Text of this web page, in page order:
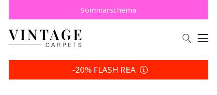
Spara 5 % | Dina returvillkor
Köp nu, betala senare med Klarna.
Sommarschema
-20% FLASH REA